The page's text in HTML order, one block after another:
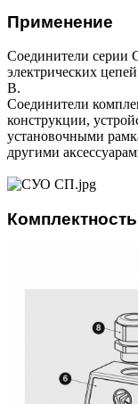
Применение
Соединители серии
электрических
В.
Соединители
конструкции,
установочными
другими